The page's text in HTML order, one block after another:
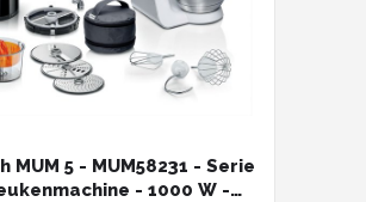
MUM 5 - MUM58231 - Serie
- 1000 W -